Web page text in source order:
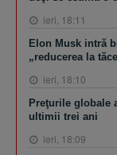
ieri, 18:11
Elon Musk intră
„reducerea la
ieri, 18:10
Preţurile globale
ultimii trei ani
ieri, 18:09